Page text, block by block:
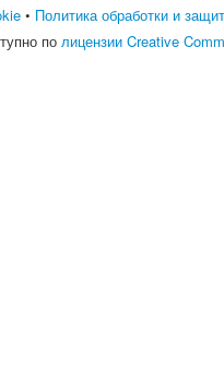
• Политика обработки и
полицензии Creative